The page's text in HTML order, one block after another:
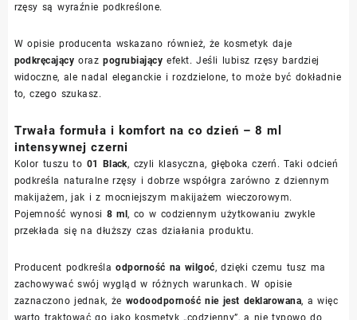
rzęsy są wyraźnie podkreślone.
W opisie producenta wskazano również, że kosmetyk daje
podkręcający orazpogrubiający efekt. Jeśli lubisz rzęsy bardziej
widoczne, ale nadal eleganckie i rozdzielone, to może być dokładnie
to, czego szukasz.
Trwała formuła i komfort na co dzień – 8 ml
intensywnej czerni
Kolor tuszu to 01 Black, czyli klasyczna, głęboka czerń. Taki odcień
podkreśla naturalne rzęsy i dobrze współgra zarówno z dziennym
makijażem, jak i z mocniejszym makijażem wieczorowym.
Pojemność wynosi 8 ml, co w codziennym użytkowaniu zwykle
przekłada się na dłuższy czas działania produktu.
Producent podkreślaodporność na wilgoć, dzięki czemu tusz ma
zachowywać swój wygląd w różnych warunkach. W opisie
zaznaczono jednak, że wodoodporność nie jest deklarowana, a więc
warto traktować go jako kosmetyk „codzienny”, a nie typowo do